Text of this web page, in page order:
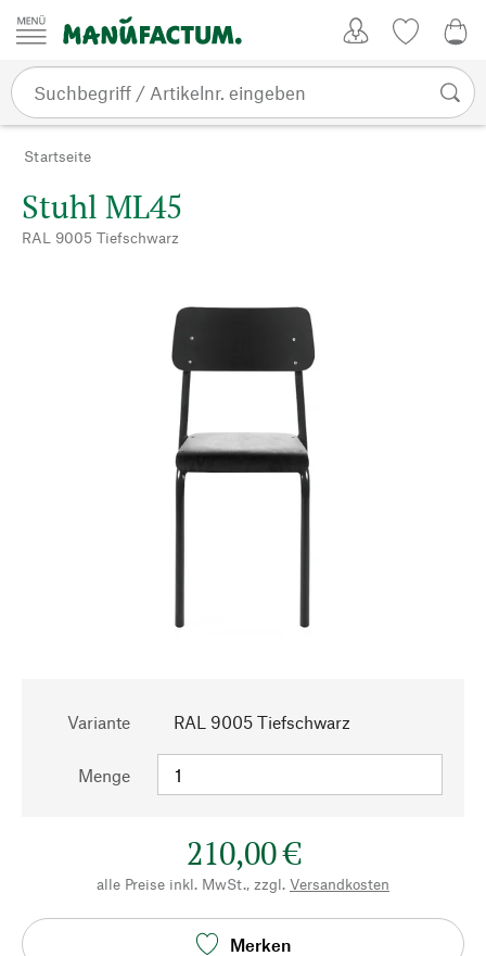
Zum Inhalt springen
Startseite
Stuhl ML45
RAL 9005 Tiefschwarz
Variante RAL 9005 Tiefschwarz
Menge
210,00 €
alle Preise inkl. MwSt., zzgl. Versandkosten
Merken